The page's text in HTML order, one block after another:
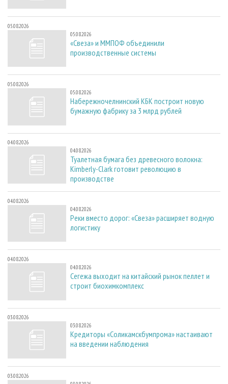
05.08.2026
05.08.2026
«Свеза» и ММПОФ объединили
производственные системы
05.08.2026
05.08.2026
Набережночелнинский КБК построит новую
бумажную фабрику за 3 млрд рублей
04.08.2026
04.08.2026
Туалетная бумага без древесного волокна:
Kimberly-Clark готовит революцию в
производстве
04.08.2026
04.08.2026
Реки вместо дорог: «Свеза» расширяет водную
логистику
04.08.2026
04.08.2026
Сегежа выходит на китайский рынок пеллет и
строит биохимкомплекс
03.08.2026
03.08.2026
Кредиторы «Соликамскбумпрома» настаивают
на введении наблюдения
03.08.2026